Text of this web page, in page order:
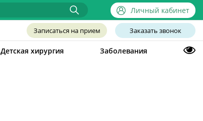
Личный кабинет
Записаться на прием Заказать звонок
Детская хирургия Заболевания